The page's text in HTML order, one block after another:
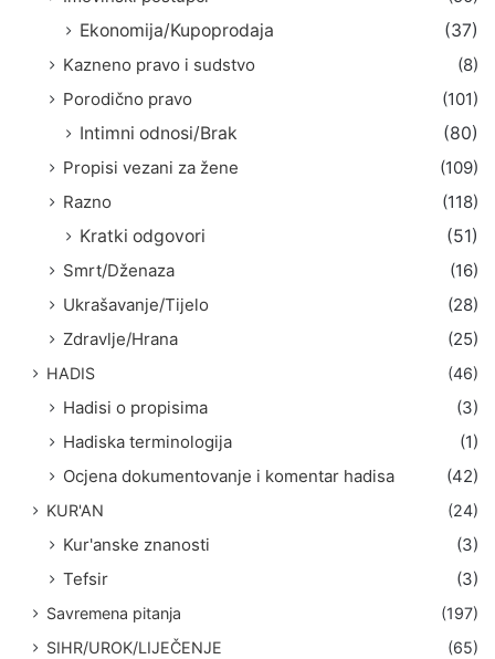
Ekonomija/Kupoprodaja
(37)
Kazneno pravo i sudstvo
(8)
Porodično pravo
(101)
Intimni odnosi/Brak
(80)
Propisi vezani za žene
(109)
Razno
(118)
Kratki odgovori
(51)
Smrt/Dženaza
(16)
Ukrašavanje/Tijelo
(28)
Zdravlje/Hrana
(25)
HADIS (46)
Hadisi o propisima
(3)
Hadiska terminologija
(1)
Ocjena dokumentovanje i komentar hadisa
(42)
KUR'AN (24)
Kur'anske znanosti
(3)
Tefsir
(3)
Savremena pitanja
(197)
SIHR/UROK/LIJEČENJE
(65)